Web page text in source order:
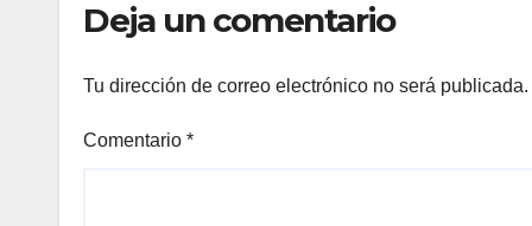
Deja un comentario
Tu dirección de correo electrónico no será publicada.
Comentario *